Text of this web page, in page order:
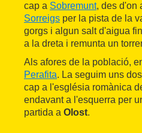
cap a Sobremunt, des d'on
Sorreigs per la pista de la
gorgs i algun salt d'aigua
a la dreta i remunta un
Als afores de la població,
Perafita. La seguim uns
cap a l'església romànica
endavant a l'esquerra per
partida a Olost.